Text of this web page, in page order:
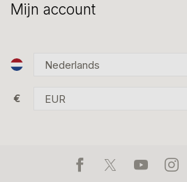
Mijn account
€